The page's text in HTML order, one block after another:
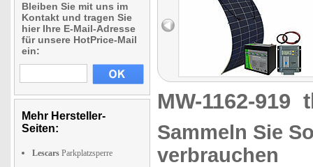
Bleiben Sie mit uns im
Kontakt und tragen Sie
hier Ihre E-Mail-Adresse
für unsere HotPrice-Mail
ein:
Mehr Hersteller-
Seiten:
Lescars Parkplatzsperre
MW-1162-919
Sammeln Sie
verbrauchen